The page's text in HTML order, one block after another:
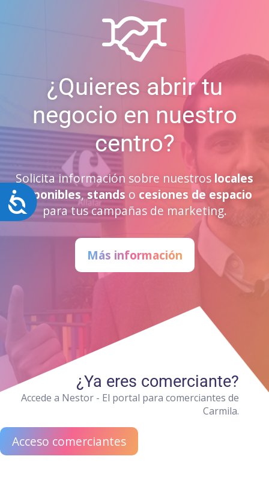
Accesibilidad
¿Quieres abrir tu
negocio en nuestro
centro?
Solicita información sobre nuestros locales
disponibles, stands o cesiones de espacio
para tus campañas de marketing.
Más información
¿Ya eres comerciante?
Accede a Nestor - El portal para comerciantes de
Carmila.
Acceso comerciantes